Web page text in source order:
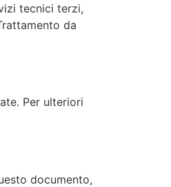
tecnici terzi,
da
Per ulteriori
documento,